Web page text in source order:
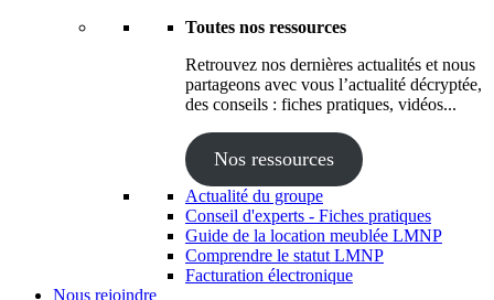
Toutes nos ressources
Retrouvez nos dernières actualités et nous
partageons avec vous l’actualité décryptée,
des conseils : fiches pratiques, vidéos...
Nos ressources
Actualité du groupe
Conseil d'experts - Fiches pratiques
Guide de la location meublée LMNP
Comprendre le statut LMNP
Facturation électronique
Nous rejoindre